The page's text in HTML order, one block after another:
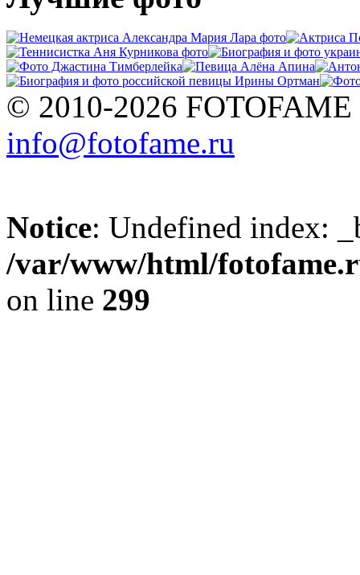
© 2010-2026 FOTOFAME
info@fotofame.ru
Notice: Undefined index:
/var/www/html/
on line 299